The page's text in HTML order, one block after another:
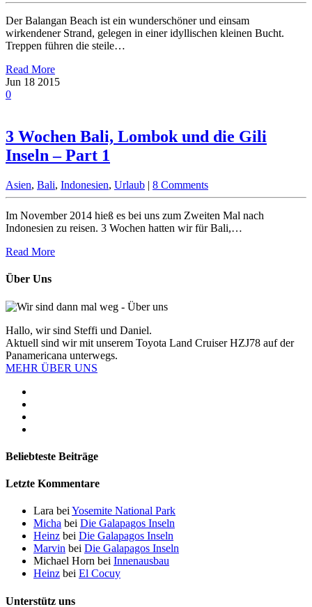
Der Balangan Beach ist ein wunderschöner und einsam
wirkendener Strand, gelegen in einer idyllischen kleinen Bucht.
Treppen führen die steile…
Read More
Jun 18 2015
0
3 Wochen Bali, Lombok und die Gili
Inseln – Part 1
Asien, Bali, Indonesien, Urlaub | 8 Comments
Im November 2014 hieß es bei uns zum Zweiten Mal nach
Indonesien zu reisen. 3 Wochen hatten wir für Bali,…
Read More
Über Uns
Hallo, wir sind Steffi und Daniel.
Aktuell sind wir mit unserem Toyota Land Cruiser HZJ78 auf der
Panamericana unterwegs.
MEHR ÜBER UNS
Beliebteste Beiträge
Letzte Kommentare
Lara beiYosemite National Park
Micha bei Die Galapagos Inseln
Heinz bei Die Galapagos Inseln
Marvin bei Die Galapagos Inseln
Michael Horn bei Innenausbau
Heinz bei El Cocuy
Unterstütz uns